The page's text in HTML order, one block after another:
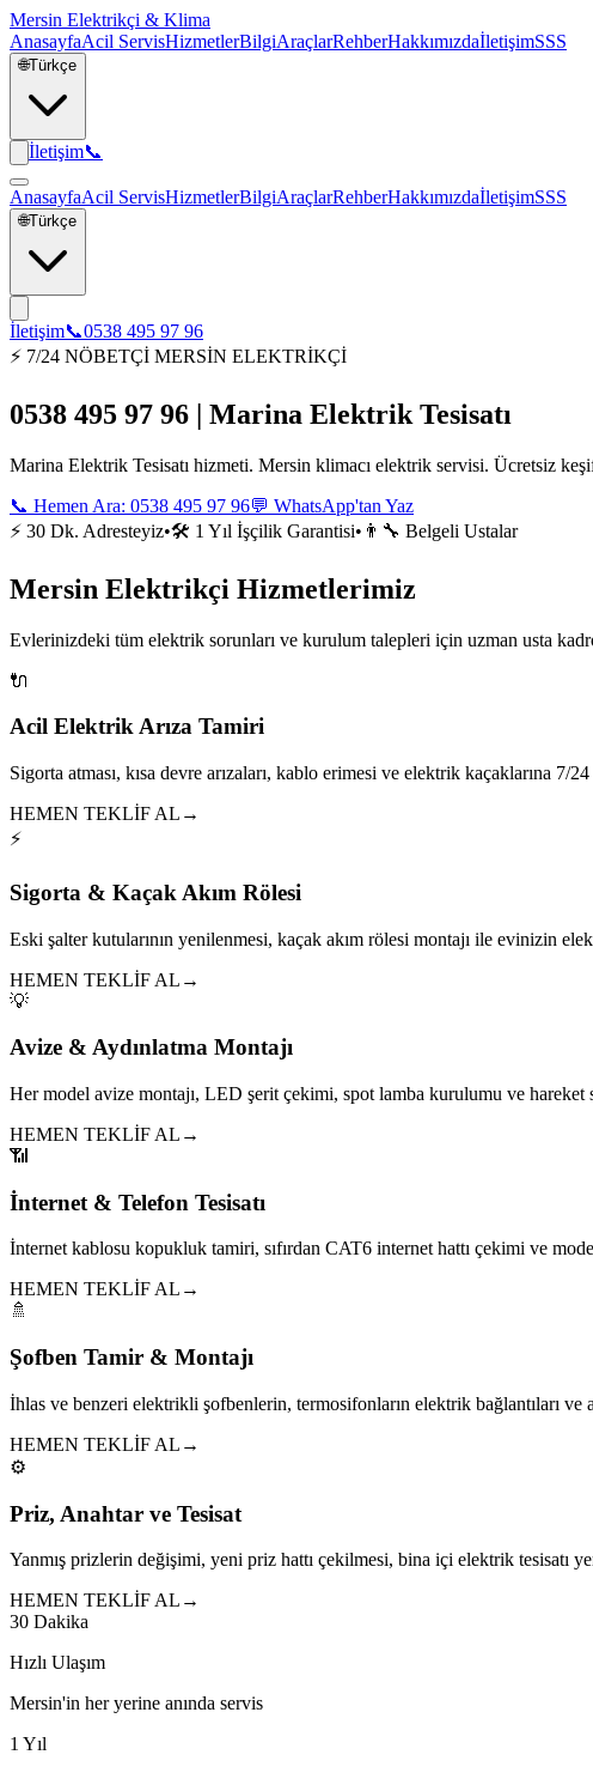
Mersin Elektrikçi & Klima
AnasayfaAcil ServisHizmetlerBilgiAraçlarRehberHakkımızdaİletişimSSS
🌐Türkçe
İletişim📞
AnasayfaAcil ServisHizmetlerBilgiAraçlarRehberHakkımızdaİletişimSSS
🌐Türkçe
İletişim📞0538 495 97 96
⚡ 7/24 NÖBETÇİ MERSİN ELEKTRİKÇİ
0538 495 97 96 | Marina Elektrik Tesisatı
Marina Elektrik Tesisatı hizmeti. Mersin klimacı elektrik servisi. Ücretsiz
📞 Hemen Ara: 0538 495 97 96💬 WhatsApp'tan Yaz
⚡ 30 Dk. Adresteyiz•🛠️ 1 Yıl İşçilik Garantisi• 👨‍🔧 Belgeli Ustalar
Mersin Elektrikçi Hizmetlerimiz
Evlerinizdeki tüm elektrik sorunları ve kurulum talepleri için uzman usta
🔌
Acil Elektrik Arıza Tamiri
Sigorta atması, kısa devre arızaları, kablo erimesi ve elektrik kaçaklarına 7/
HEMEN TEKLİF AL →
⚡
Sigorta & Kaçak Akım Rölesi
Eski şalter kutularının yenilenmesi, kaçak akım rölesi montajı ile evinizin
HEMEN TEKLİF AL →
💡
Avize & Aydınlatma Montajı
Her model avize montajı, LED şerit çekimi, spot lamba kurulumu ve hareket
HEMEN TEKLİF AL →
📶
İnternet & Telefon Tesisatı
İnternet kablosu kopukluk tamiri, sıfırdan CAT6 internet hattı çekimi ve
HEMEN TEKLİF AL →
🚿
Şofben Tamir & Montajı
İhlas ve benzeri elektrikli şofbenlerin, termosifonların elektrik bağlantıları ve
HEMEN TEKLİF AL →
⚙️
Priz, Anahtar ve Tesisat
Yanmış prizlerin değişimi, yeni priz hattı çekilmesi, bina içi elektrik tesisatı
HEMEN TEKLİF AL →
30 Dakika
Hızlı Ulaşım
Mersin'in her yerine anında servis
1 Yıl